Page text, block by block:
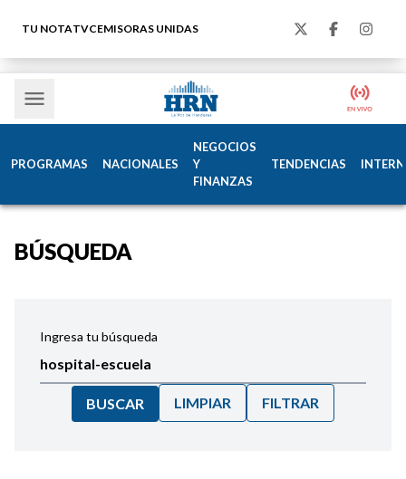
TU NOTATVCEMISORAS UNIDAS
PROGRAMAS NACIONALES
NEGOCIOS
Y
FINANZAS
TENDENCIAS
BÚSQUEDA
Ingresa tu búsqueda
BUSCAR LIMPIAR FILTRAR